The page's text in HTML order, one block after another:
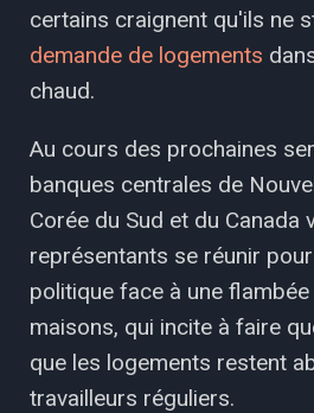
certains craignent qu'ils ne
demande de logements
chaud.
Au cours des prochaines
banques centrales de
Corée du Sud et du Canada
représentants se réunir
politique face à une
maisons, qui incite à faire
que les logements restent
travailleurs réguliers.